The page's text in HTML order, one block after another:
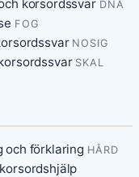
korsordssvar DNA
FOG
NOSIG
SKAL
och förklaring HÅRD